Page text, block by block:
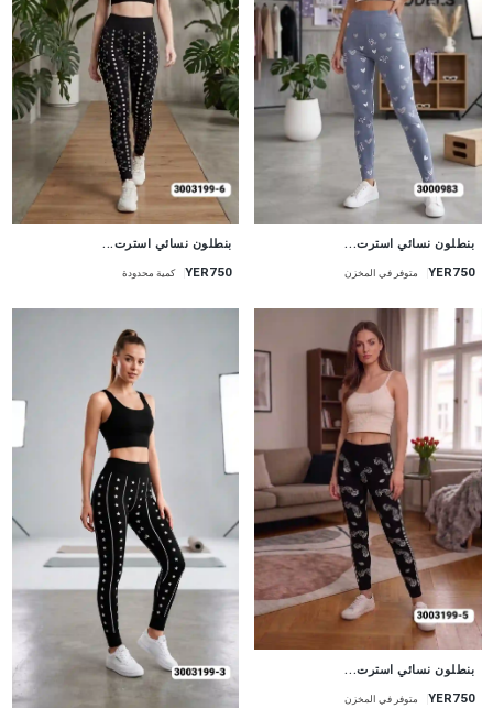
بنطلون نسائي استرت...
YER750 متوفر في المخزن
بنطلون نسائي استرت...
YER750 كمية محدودة
بنطلون نسائي استرت...
YER750 متوفر في المخزن